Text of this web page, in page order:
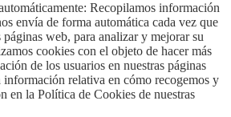
Recopilamos información
envía de forma automática cada vez que
páginas web, para analizar y mejorar su
cookies con el objeto de hacer más
de los usuarios en nuestras páginas
relativa en cómo recogemos y
en la Política de Cookies de nuestras